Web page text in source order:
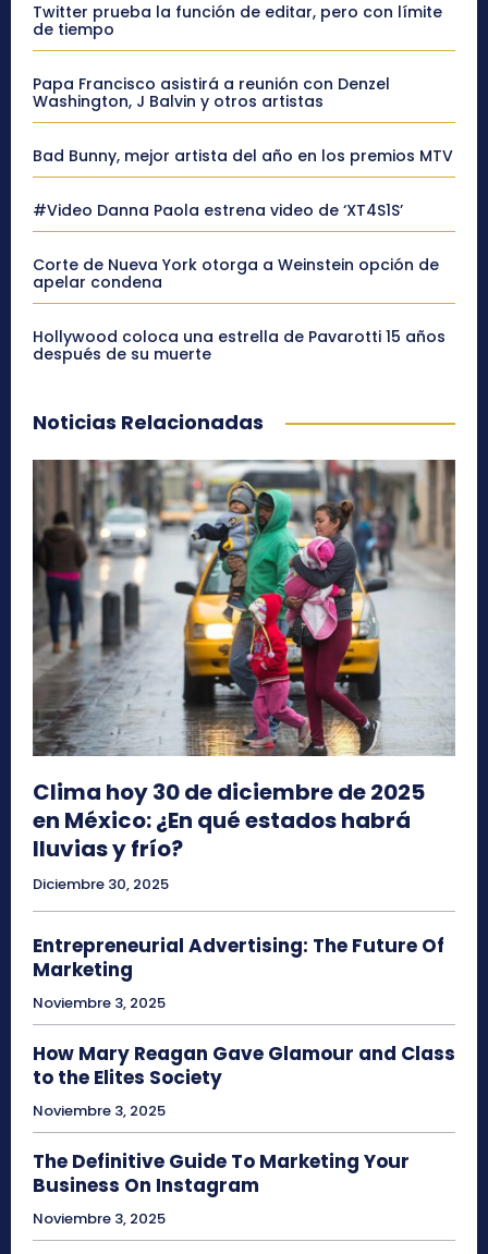
Twitter prueba la función de editar, pero con límite
de tiempo
Papa Francisco asistirá a reunión con Denzel
Washington, J Balvin y otros artistas
Bad Bunny, mejor artista del año en los premios MTV
#Video Danna Paola estrena video de ‘XT4S1S’
Corte de Nueva York otorga a Weinstein opción de
apelar condena
Hollywood coloca una estrella de Pavarotti 15 años
después de su muerte
Noticias Relacionadas
Clima hoy 30 de diciembre de 2025
en México: ¿En qué estados habrá
lluvias y frío?
Diciembre 30, 2025
Entrepreneurial Advertising: The Future Of
Marketing
Noviembre 3, 2025
How Mary Reagan Gave Glamour and Class
to the Elites Society
Noviembre 3, 2025
The Definitive Guide To Marketing Your
Business On Instagram
Noviembre 3, 2025